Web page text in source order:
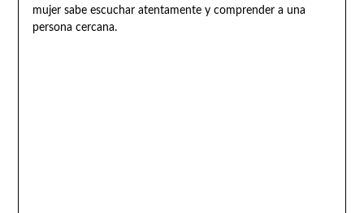
mujer sabe escuchar atentamente y comprender a una
persona cercana.